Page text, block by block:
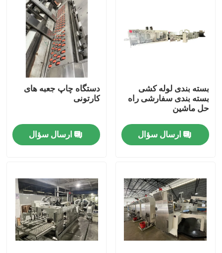
محصولات
فیلم های
بسته بندی لوله کشی
بسته بندی سفارشی راه
حل ماشین
ارسال سؤال
دستگاه چاپ جعبه های
کارتونی
ارسال سؤال